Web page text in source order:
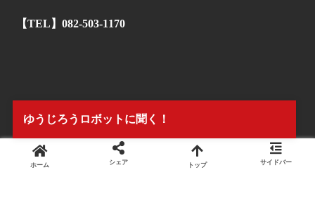
【TEL】082-503-1170
株式会社タイアンドギー
ホーム シェア トップ サイドバー
ゆうじろうロボットに聞く！